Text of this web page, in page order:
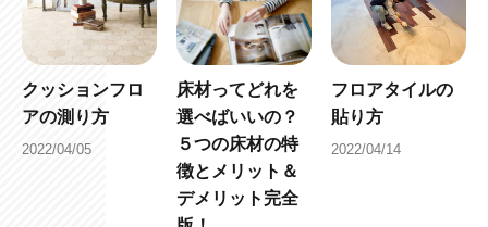
クッションフロ
アの測り方
2022/04/05
床材ってどれを
選べばいいの？
５つの床材の特
徴とメリット＆
デメリット完全
フロアタイルの
貼り方
2022/04/14